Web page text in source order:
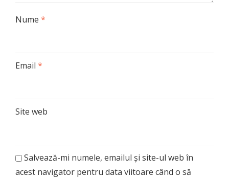
Nume *
Email *
Site web
Salvează-mi numele, emailul și site-ul web în
acest navigator pentru data viitoare când o să